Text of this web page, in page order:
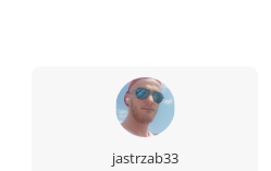
jastrzab33